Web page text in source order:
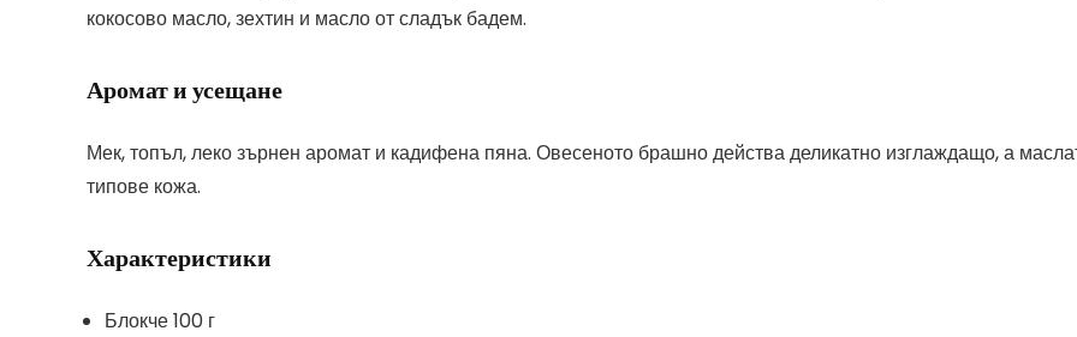
кокосово масло, зехтин и масло от сладък бадем.
Аромат и усещане
Мек, топъл, леко зърнен аромат и кадифена пяна. Овесеното брашно действа деликатно изглаждащо, а
типове кожа.
Характеристики
Блокче 100 г